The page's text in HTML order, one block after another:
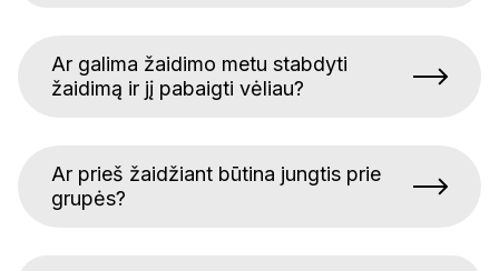
Ar galima žaidimo metu stabdyti
žaidimą ir jį pabaigti vėliau?
Ar prieš žaidžiant būtina jungtis prie
grupės?